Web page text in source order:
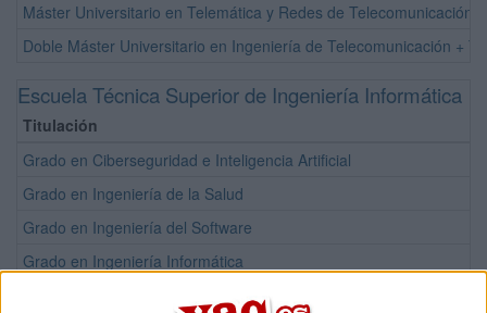
Máster Universitario en Telemática y Redes de Telecomunicación
Doble Máster Universitario en Ingeniería de Telecomunicación +
Escuela Técnica Superior de Ingeniería Informática
Titulación
Grado en Ciberseguridad e Inteligencia Artificial
Grado en Ingeniería de la Salud
Grado en Ingeniería del Software
Grado en Ingeniería Informática
Máster Universitario en Ingeniería del Software e Inteligencia